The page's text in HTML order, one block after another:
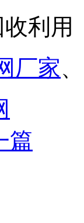
利用
厂家
篇